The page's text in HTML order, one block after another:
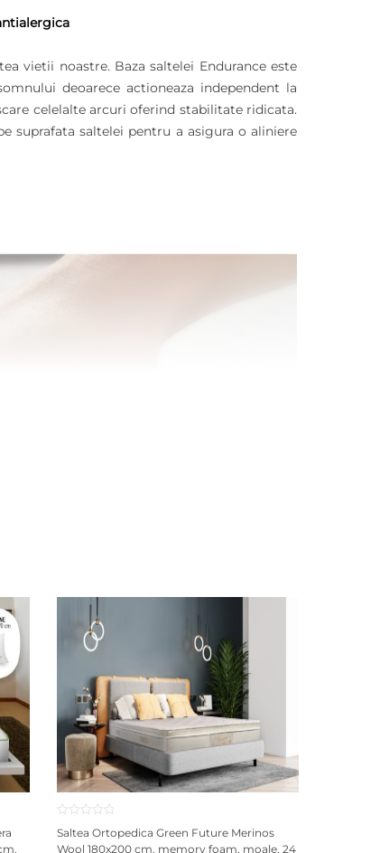
vietii noastre. Baza saltelei Endurance este
deoarece actioneaza independent la
celelalte arcuri oferind stabilitate ridicata.
suprafata saltelei pentru a asigura o aliniere
Saltea Ortopedica Green Future Merinos
Wool 180x200 cm, memory foam, moale, 24